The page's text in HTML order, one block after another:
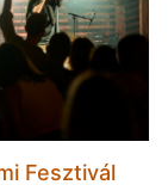
Fesztivál